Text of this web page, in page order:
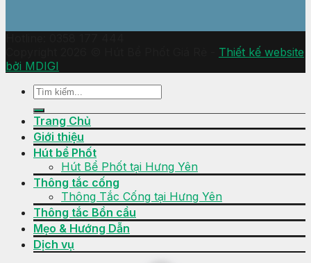
Thiết kế website
bởi MDIGI
Trang Chủ
Giới thiệu
Hút bể Phốt
Hút Bể Phốt tại Hưng Yên
Thông tắc cống
Thông Tắc Cống tại Hưng Yên
Thông tắc Bồn cầu
Mẹo & Hướng Dẫn
Dịch vụ